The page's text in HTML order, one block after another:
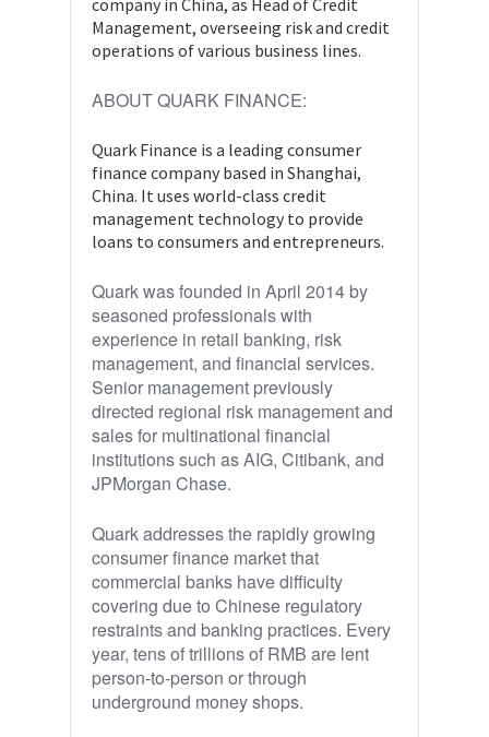
Management, overseeing risk and credit
operations of various business lines.
ABOUT QUARK FINANCE:
Quark Finance is a leading consumer
finance company based in Shanghai,
China. It uses world-class credit
management technology to provide
loans to consumers and entrepreneurs.
Quark was founded in April 2014 by
seasoned professionals with
experience in retail banking, risk
management, and financial services.
Senior management previously
directed regional risk management and
sales for multinational financial
institutions such as AIG, Citibank, and
JPMorgan Chase.
Quark addresses the rapidly growing
consumer finance market that
commercial banks have difficulty
covering due to Chinese regulatory
restraints and banking practices. Every
year, tens of trillions of RMB are lent
person-to-person or through
underground money shops.